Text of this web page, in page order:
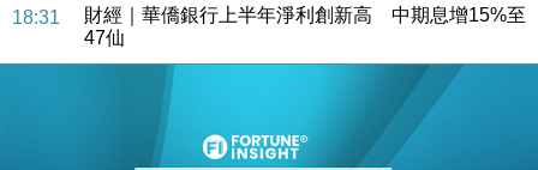
18:31
財經｜華僑銀行上半年淨利創新高 中期息增15%至
47仙
財經｜滙豐上調香港今年GDP預測至4.5% 看好貿易
及消費表現
本地｜假冒內地執法人員要求交「保證金」 43歲女子
損失近6900萬元